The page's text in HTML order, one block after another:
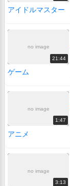
アイドルマスター
no image
21:44
ゲーム
no image
1:47
アニメ
no image
3:13